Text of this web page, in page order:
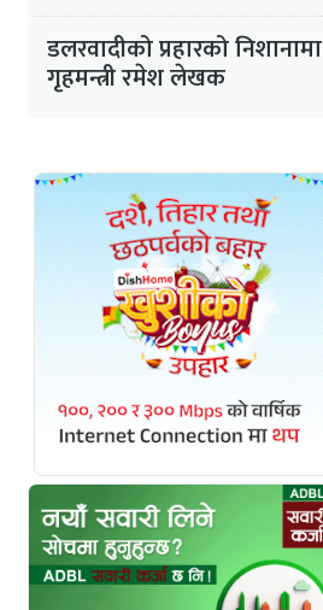
डलरवादीको प्रहारको निशानामा
गृहमन्त्री रमेश लेखक